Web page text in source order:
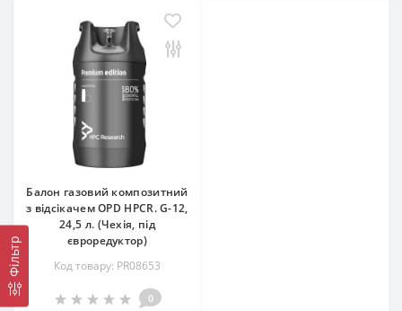
Фільтр
Балон газовий композитний
з відсікачем OPD HPCR. G-12,
24,5 л. (Чехія, під
євроредуктор)
Код товару: PR08653
0